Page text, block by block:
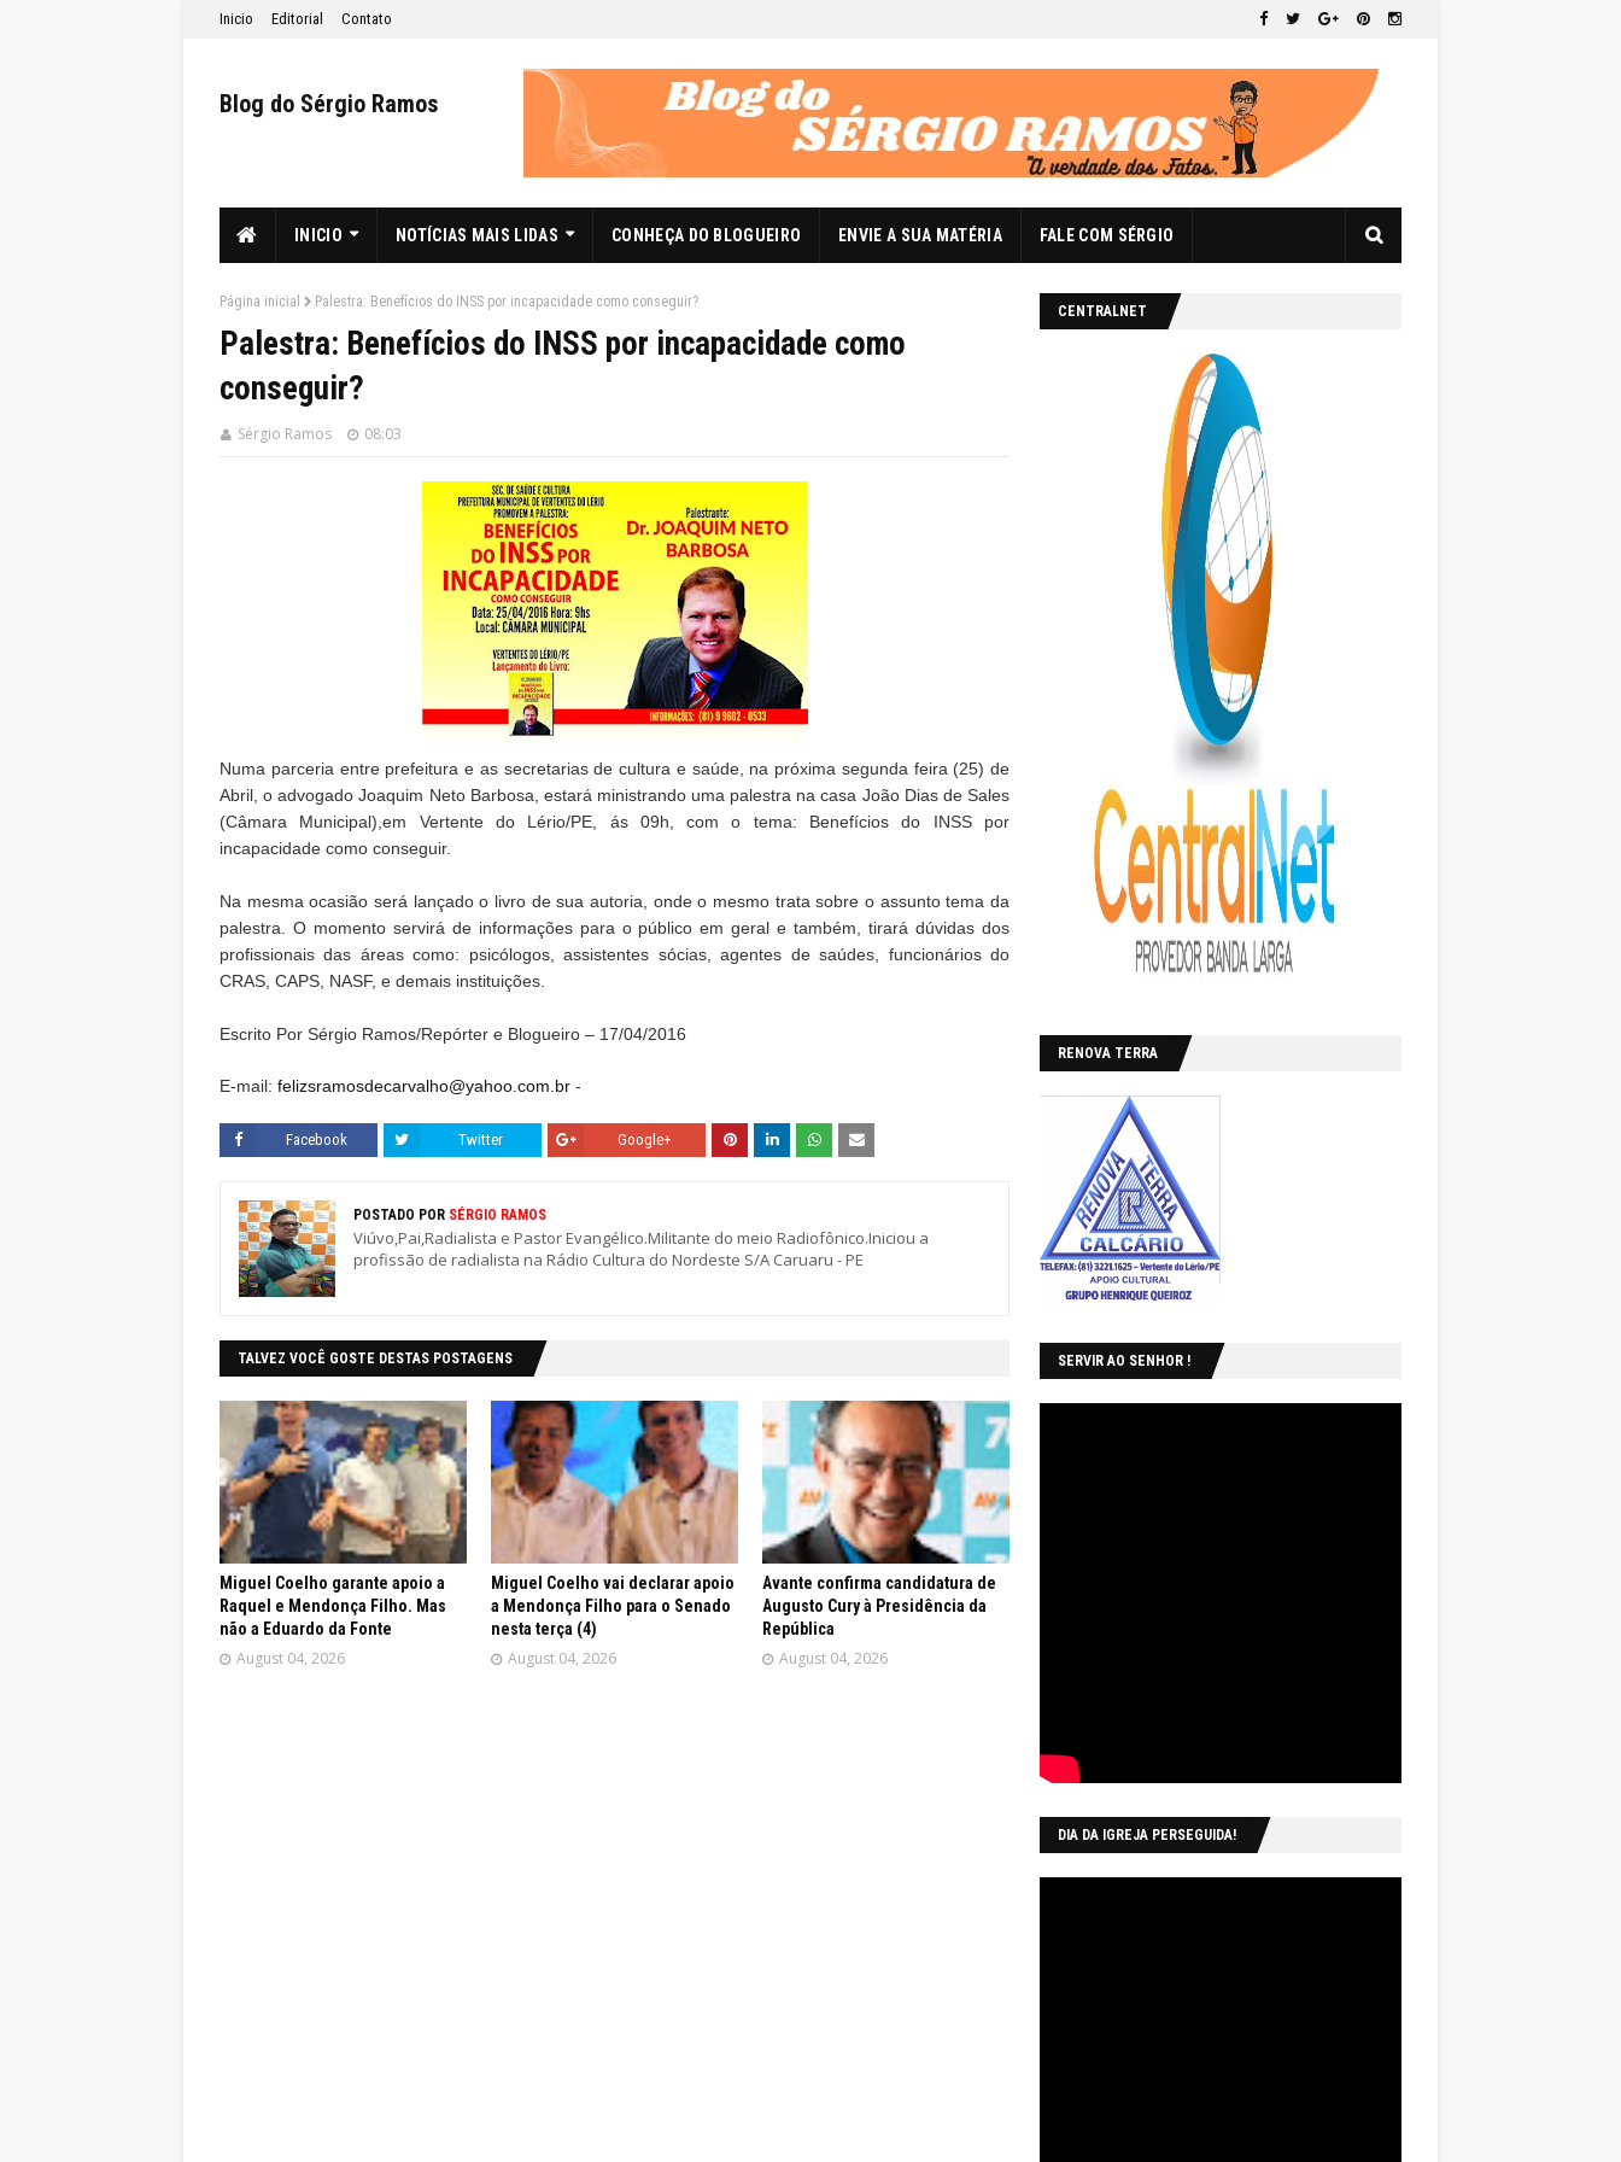
Inicio Editorial Contato
Blog do Sérgio Ramos
INICIO NOTÍCIAS MAIS LIDAS CONHEÇA DO BLOGUEIRO ENVIE A SUA MATÉRIA FALE COM SÉRGIO
Página inicial Palestra: Benefícios do INSS por incapacidade como conseguir?
Palestra: Benefícios do INSS por incapacidade como
conseguir?
Sérgio Ramos 08:03
Numa parceria entre prefeitura e as secretarias de cultura e saúde, na próxima segunda feira (25) de
Abril, o advogado Joaquim Neto Barbosa, estará ministrando uma palestra na casa João Dias de Sales
(Câmara Municipal),em Vertente do Lério/PE, ás 09h, com o tema: Benefícios do INSS por
incapacidade como conseguir.
Na mesma ocasião será lançado o livro de sua autoria, onde o mesmo trata sobre o assunto tema da
palestra. O momento servirá de informações para o público em geral e também, tirará dúvidas dos
profissionais das áreas como: psicólogos, assistentes sócias, agentes de saúdes, funcionários do
CRAS, CAPS, NASF, e demais instituições.
Escrito Por Sérgio Ramos/Repórter e Blogueiro – 17/04/2016
E-mail: felizsramosdecarvalho@yahoo.com.br -
Facebook Twitter Google+
POSTADO POR SÉRGIO RAMOS
Viúvo,Pai,Radialista e Pastor Evangélico.Militante do meio Radiofônico.Iniciou a
profissão de radialista na Rádio Cultura do Nordeste S/A Caruaru - PE
TALVEZ VOCÊ GOSTE DESTAS POSTAGENS
Miguel Coelho garante apoio a
Raquel e Mendonça Filho. Mas
não a Eduardo da Fonte
August 04, 2026
Miguel Coelho vai declarar apoio
a Mendonça Filho para o Senado
nesta terça (4)
August 04, 2026
Avante confirma candidatura de
Augusto Cury à Presidência da
República
August 04, 2026
CENTRALNET
RENOVA TERRA
SERVIR AO SENHOR !
DIA DA IGREJA PERSEGUIDA!